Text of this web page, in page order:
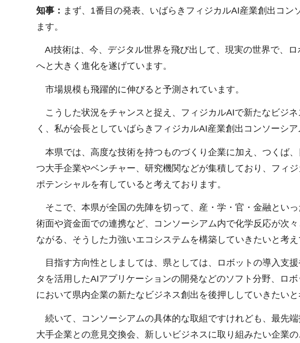
知事： まず、1番目の発表、いばらきフィジカルAI産業創出コン
ます。
AI技術は、今、デジタル世界を飛び出して、現実の世界で、
へと大きく進化を遂げています。
市場規模も飛躍的に伸びると予測されています。
こうした状況をチャンスと捉え、フィジカルAIで新たなビジ
く、私が会長としていばらきフィジカルAI産業創出コンソーシア
本県では、高度な技術を持つものづくり企業に加え、つくば
つ大手企業やベンチャー、研究機関などが集積しており、フィ
ポテンシャルを有していると考えております。
そこで、本県が全国の先陣を切って、産・学・官・金融とい
術面や資金面での連携など、コンソーシアム内で化学反応が次
ながる、そうした力強いエコシステムを構築していきたいと考え
目指す方向性としましては、県としては、ロボットの導入支
タを活用したAIアプリケーションの開発などのソフト分野、ロ
において県内企業の新たなビジネス創出を後押ししていきたいと
続いて、コンソーシアムの具体的な取組ですけれども、最先
大手企業との意見交換会、新しいビジネスに取り組みたい企業